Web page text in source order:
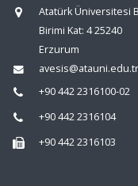
Atatürk Üniversitesi
Birimi Kat: 4 25240
Erzurum
avesis@atauni.edu.tr
+90 442 2316100-02
+90 442 2316104
+90 442 2316103